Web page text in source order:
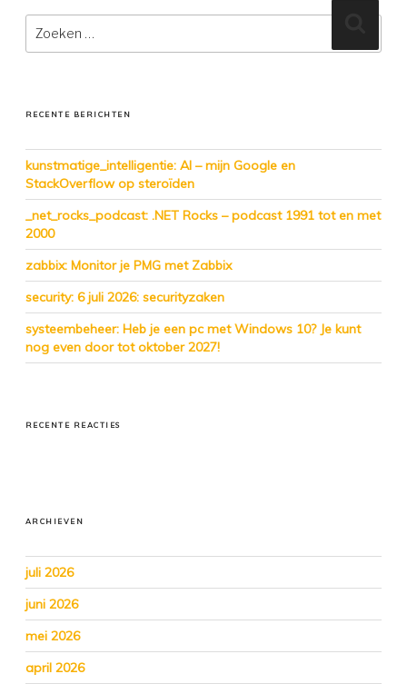
Zoeken
naar:
RECENTE BERICHTEN
kunstmatige_intelligentie: AI – mijn Google en
StackOverflow op steroïden
_net_rocks_podcast: .NET Rocks – podcast 1991 tot en met
2000
zabbix: Monitor je PMG met Zabbix
security: 6 juli 2026: securityzaken
systeembeheer: Heb je een pc met Windows 10? Je kunt
nog even door tot oktober 2027!
RECENTE REACTIES
ARCHIEVEN
juli 2026
juni 2026
mei 2026
april 2026